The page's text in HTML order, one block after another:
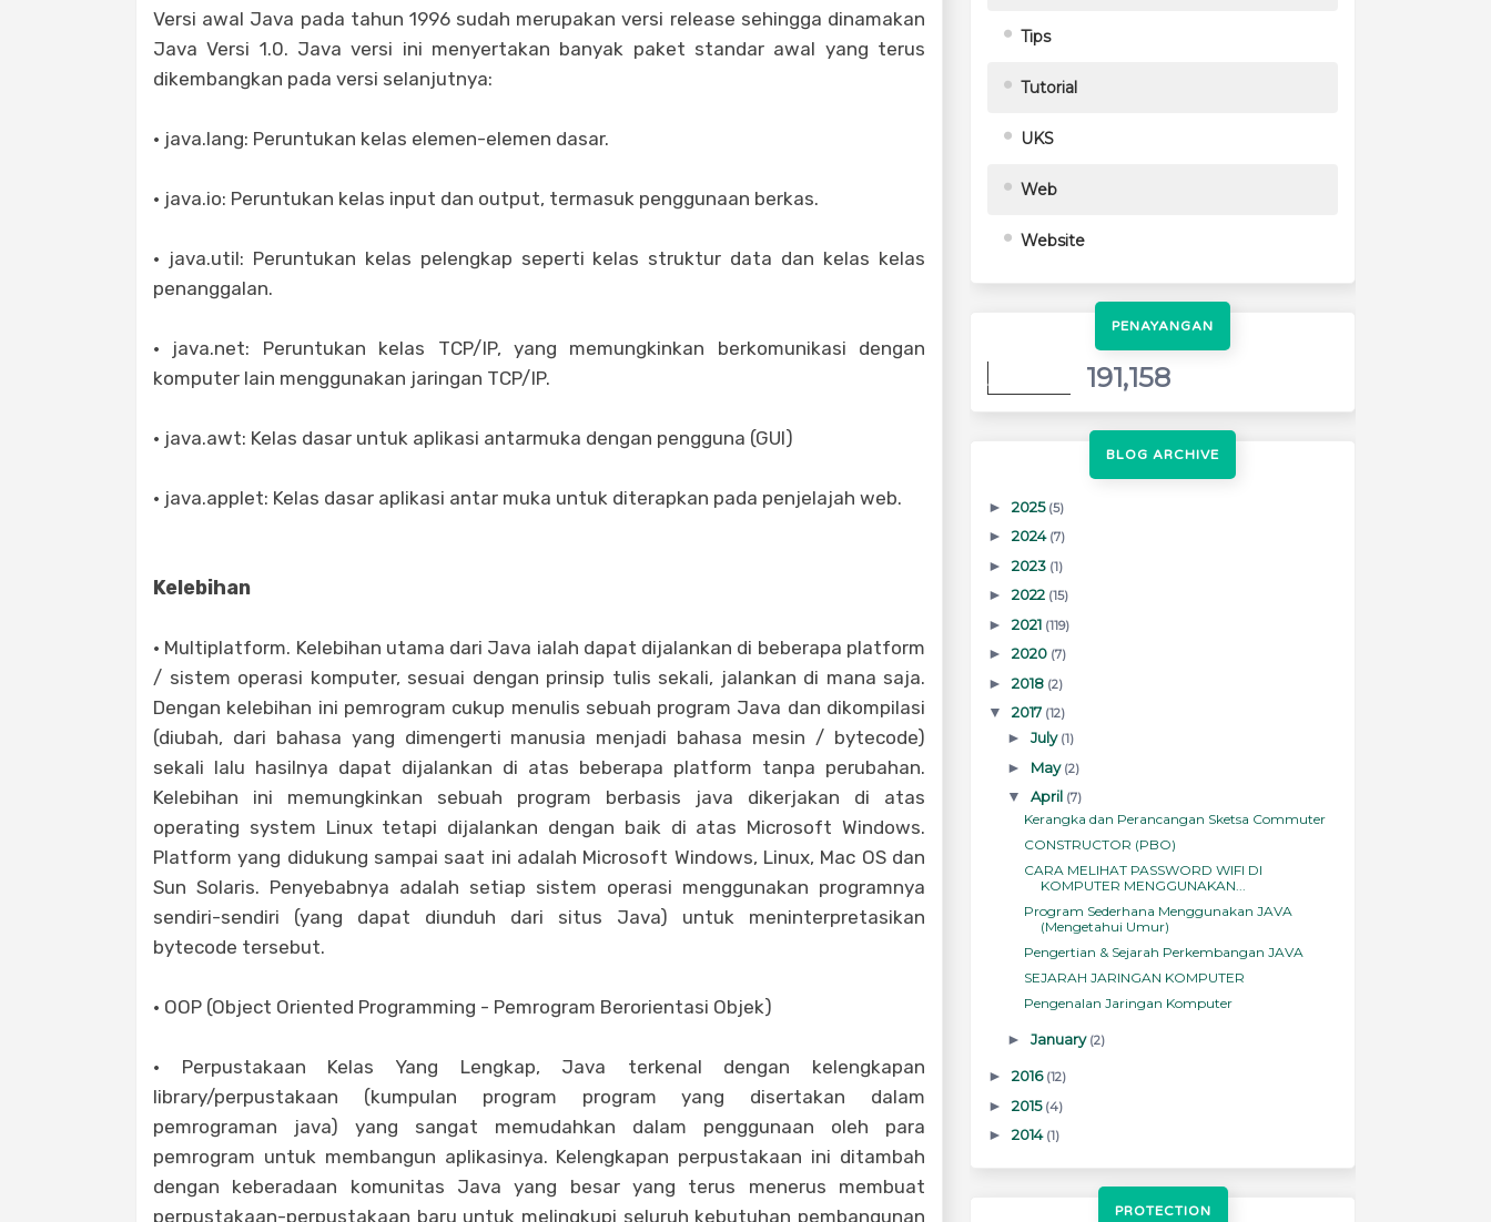
Versi awal Java pada tahun 1996 sudah merupakan versi release sehingga dinamakan
Java Versi 1.0. Java versi ini menyertakan banyak paket standar awal yang terus
dikembangkan pada versi selanjutnya:
· java.lang: Peruntukan kelas elemen-elemen dasar.
· java.io: Peruntukan kelas input dan output, termasuk penggunaan berkas.
· java.util: Peruntukan kelas pelengkap seperti kelas struktur data dan kelas kelas
penanggalan.
· java.net: Peruntukan kelas TCP/IP, yang memungkinkan berkomunikasi dengan
komputer lain menggunakan jaringan TCP/IP.
· java.awt: Kelas dasar untuk aplikasi antarmuka dengan pengguna (GUI)
· java.applet: Kelas dasar aplikasi antar muka untuk diterapkan pada penjelajah web.
Kelebihan
· Multiplatform. Kelebihan utama dari Java ialah dapat dijalankan di beberapa platform
/ sistem operasi komputer, sesuai dengan prinsip tulis sekali, jalankan di mana saja.
Dengan kelebihan ini pemrogram cukup menulis sebuah program Java dan dikompilasi
(diubah, dari bahasa yang dimengerti manusia menjadi bahasa mesin / bytecode)
sekali lalu hasilnya dapat dijalankan di atas beberapa platform tanpa perubahan.
Kelebihan ini memungkinkan sebuah program berbasis java dikerjakan di atas
operating system Linux tetapi dijalankan dengan baik di atas Microsoft Windows.
Platform yang didukung sampai saat ini adalah Microsoft Windows, Linux, Mac OS dan
Sun Solaris. Penyebabnya adalah setiap sistem operasi menggunakan programnya
sendiri-sendiri (yang dapat diunduh dari situs Java) untuk meninterpretasikan
bytecode tersebut.
· OOP (Object Oriented Programming - Pemrogram Berorientasi Objek)
· Perpustakaan Kelas Yang Lengkap, Java terkenal dengan kelengkapan
library/perpustakaan (kumpulan program program yang disertakan dalam
pemrograman java) yang sangat memudahkan dalam penggunaan oleh para
pemrogram untuk membangun aplikasinya. Kelengkapan perpustakaan ini ditambah
dengan keberadaan komunitas Java yang besar yang terus menerus membuat
perpustakaan-perpustakaan baru untuk melingkupi seluruh kebutuhan pembangunan
Tips
Tutorial
UKS
Web
Website
PENAYANGAN
191,158
BLOG ARCHIVE
►2025 (5)
►2024 (7)
►2023 (1)
►2022 (15)
►2021 (119)
►2020 (7)
►2018 (2)
▼2017 (12)
►July (1)
► May (2)
▼April (7)
Kerangka dan Perancangan Sketsa Commuter
CONSTRUCTOR (PBO)
CARA MELIHAT PASSWORD WIFI DI
KOMPUTER MENGGUNAKAN...
Program Sederhana Menggunakan JAVA
(Mengetahui Umur)
Pengertian & Sejarah Perkembangan JAVA
SEJARAH JARINGAN KOMPUTER
Pengenalan Jaringan Komputer
►January (2)
►2016 (12)
►2015 (4)
►2014 (1)
PROTECTION